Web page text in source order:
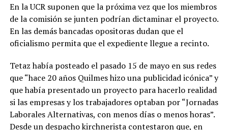
En la UCR suponen que la próxima vez que los miembros
de la comisión se junten podrían dictaminar el proyecto.
En las demás bancadas opositoras dudan que el
oficialismo permita que el expediente llegue a recinto.
Tetaz había posteado el pasado 15 de mayo en sus redes
que “hace 20 años Quilmes hizo una publicidad icónica” y
que había presentado un proyecto para hacerlo realidad
si las empresas y los trabajadores optaban por “Jornadas
Laborales Alternativas, con menos días o menos horas”.
Desde un despacho kirchnerista contestaron que, en